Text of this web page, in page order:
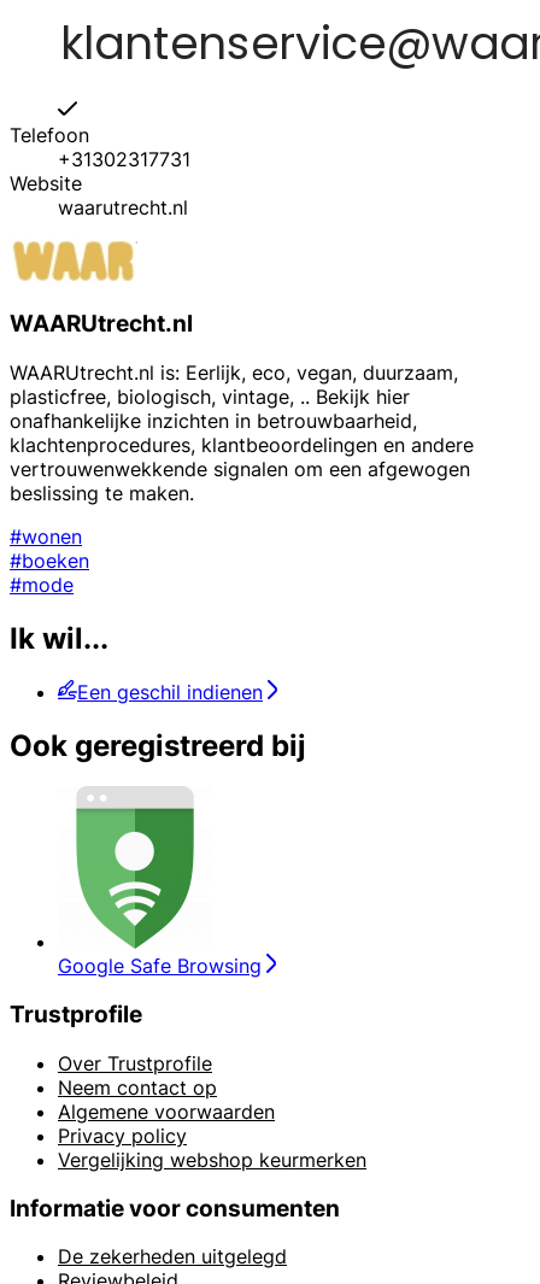
Telefoon
+31302317731
Website
waarutrecht.nl
WAARUtrecht.nl
WAARUtrecht.nl is: Eerlijk, eco, vegan, duurzaam,
plasticfree, biologisch, vintage, .. Bekijk hier
onafhankelijke inzichten in betrouwbaarheid,
klachtenprocedures, klantbeoordelingen en andere
vertrouwenwekkende signalen om een afgewogen
beslissing te maken.
#wonen
#boeken
#mode
Ik wil...
Een geschil indienen
Ook geregistreerd bij
Google Safe Browsing
Trustprofile
Over Trustprofile
Neem contact op
Algemene voorwaarden
Privacy policy
Vergelijking webshop keurmerken
Informatie voor consumenten
De zekerheden uitgelegd